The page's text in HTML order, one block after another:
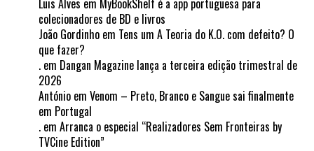
colecionadores de BD e livros
João Gordinho em Tens um A Teoria do K.O. com defeito? O
que fazer?
. em Dangan Magazine lança a terceira edição trimestral de
2026
António em Venom – Preto, Branco e Sangue sai finalmente
em Portugal
. em Arranca o especial “Realizadores Sem Fronteiras by
TVCine Edition”